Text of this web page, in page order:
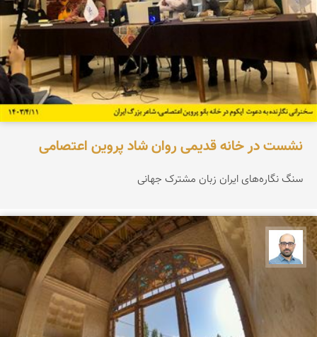
نشست در خانه قدیمی روان شاد پروین اعتصامی
سنگ نگاره‌های ایران زبان مشترک جهانی
بابک ارجمندی